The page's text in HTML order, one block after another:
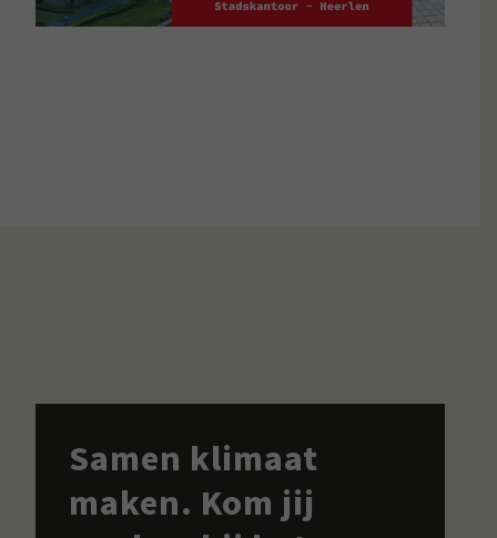
Samen klimaat
maken. Kom jij